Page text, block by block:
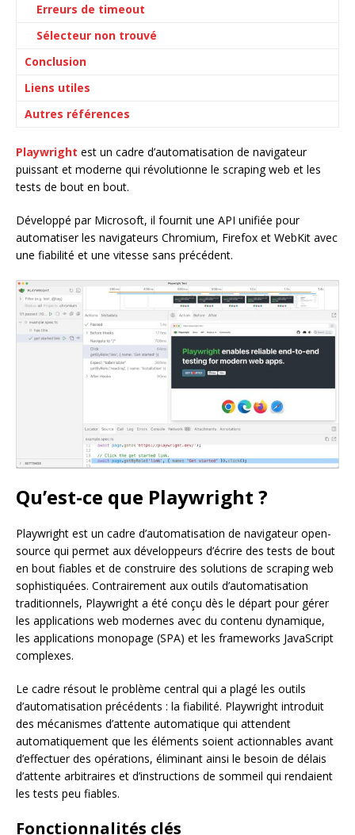
Erreurs de timeout
Sélecteur non trouvé
Conclusion
Liens utiles
Autres références
Playwright est un cadre d’automatisation de navigateur
puissant et moderne qui révolutionne le scraping web et les
tests de bout en bout.
Développé par Microsoft, il fournit une API unifiée pour
automatiser les navigateurs Chromium, Firefox et WebKit avec
une fiabilité et une vitesse sans précédent.
Qu’est-ce que Playwright ?
Playwright est un cadre d’automatisation de navigateur open-
source qui permet aux développeurs d’écrire des tests de bout
en bout fiables et de construire des solutions de scraping web
sophistiquées. Contrairement aux outils d’automatisation
traditionnels, Playwright a été conçu dès le départ pour gérer
les applications web modernes avec du contenu dynamique,
les applications monopage (SPA) et les frameworks JavaScript
complexes.
Le cadre résout le problème central qui a plagé les outils
d’automatisation précédents : la fiabilité. Playwright introduit
des mécanismes d’attente automatique qui attendent
automatiquement que les éléments soient actionnables avant
d’effectuer des opérations, éliminant ainsi le besoin de délais
d’attente arbitraires et d’instructions de sommeil qui rendaient
les tests peu fiables.
Fonctionnalités clés